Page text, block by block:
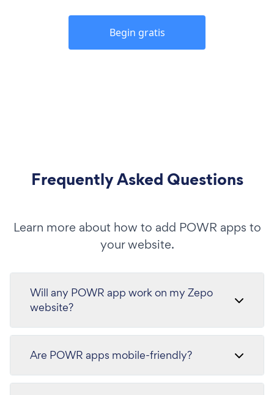
Begin gratis
Frequently Asked Questions
Learn more about how to add POWR apps to
your website.
Will any POWR app work on my Zepo
website?
Are POWR apps mobile-friendly?